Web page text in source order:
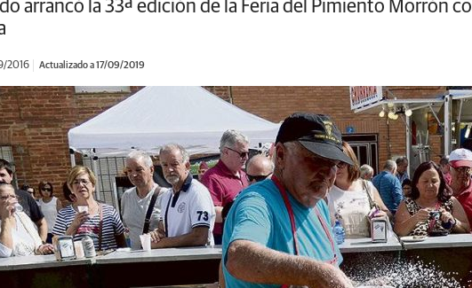
arrancó la 33ª edición de la Feria del Pimiento Morrón
2016 Actualizado a 17/09/2019